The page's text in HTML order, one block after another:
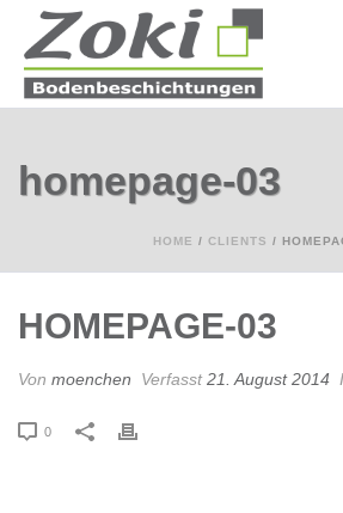
homepage-03
HOME / CLIENTS /
HOMEPAGE-03
Von moenchen Verfasst21. August 2014
0